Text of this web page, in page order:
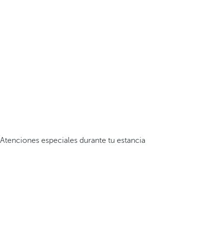
Atenciones especiales durante tu estancia